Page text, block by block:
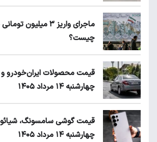
ماجرای واریز ۳
چیست؟
قیمت محصولات ایران‌خودرو و
چهارشنبه ۱۴ مرداد ۱۴۰۵
قیمت گوشی سامسونگ،
چهارشنبه ۱۴ مرداد ۱۴۰۵